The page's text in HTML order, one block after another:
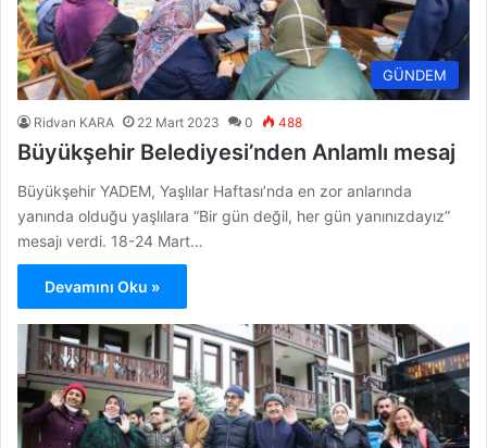
GÜNDEM
Ridvan KARA 22 Mart 2023 0 488
Büyükşehir Belediyesi’nden Anlamlı mesaj
Büyükşehir YADEM, Yaşlılar Haftası’nda en zor anlarında
yanında olduğu yaşlılara “Bir gün değil, her gün yanınızdayız”
mesajı verdi. 18-24 Mart…
Devamını Oku »